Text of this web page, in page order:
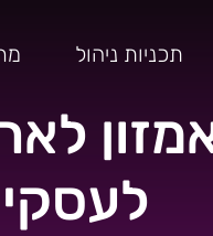
תכניות ניהול